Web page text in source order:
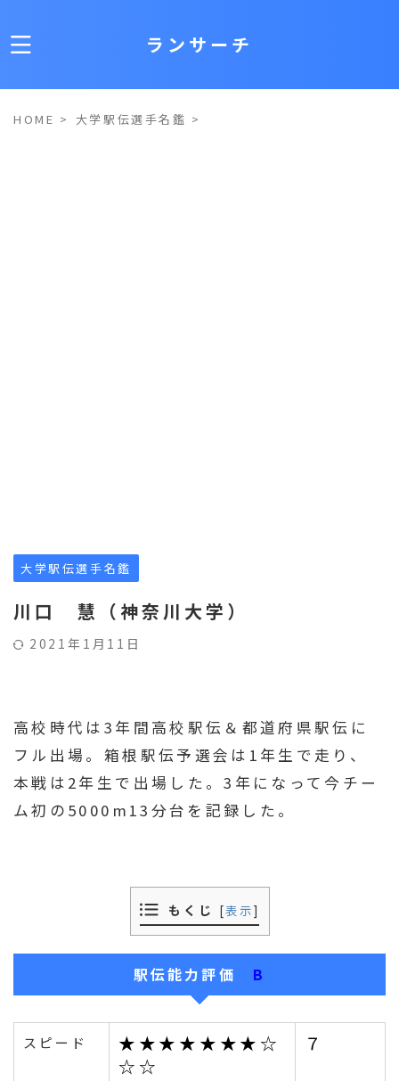
ランサーチ
HOME > 大学駅伝選手名鑑 >
大学駅伝選手名鑑
川口 慧（神奈川大学）
2021年1月11日
高校時代は3年間高校駅伝＆都道府県駅伝に
フル出場。箱根駅伝予選会は1年生で走り、
本戦は2年生で出場した。3年になって今チー
ム初の5000m13分台を記録した。
もくじ [表示]
駅伝能力評価 B
スピード
★★★★★★★☆
☆☆
７